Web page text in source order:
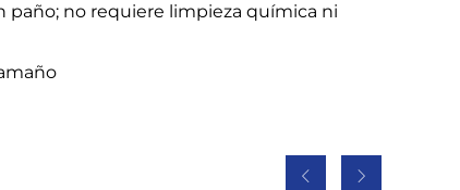
paño; no requiere limpieza química ni